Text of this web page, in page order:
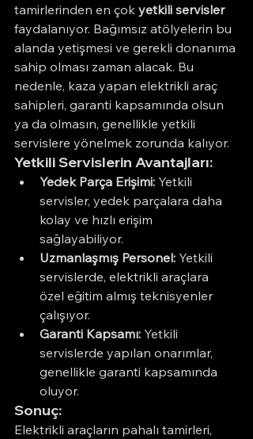
tamirlerinden en çok yetkili servisler
faydalanıyor. Bağımsız atölyelerin bu
alanda yetişmesi ve gerekli donanıma
sahip olması zaman alacak. Bu
nedenle, kaza yapan elektrikli araç
sahipleri, garanti kapsamında olsun
ya da olmasın, genellikle yetkili
servislere yönelmek zorunda kalıyor.
Yetkili Servislerin Avantajları:
Yedek Parça Erişimi: Yetkili
servisler, yedek parçalara daha
kolay ve hızlı erişim
sağlayabiliyor.
Uzmanlaşmış Personel: Yetkili
servislerde, elektrikli araçlara
özel eğitim almış teknisyenler
çalışıyor.
Garanti Kapsamı: Yetkili
servislerde yapılan onarımlar,
genellikle garanti kapsamında
oluyor.
Sonuç:
Elektrikli araçların pahalı tamirleri,